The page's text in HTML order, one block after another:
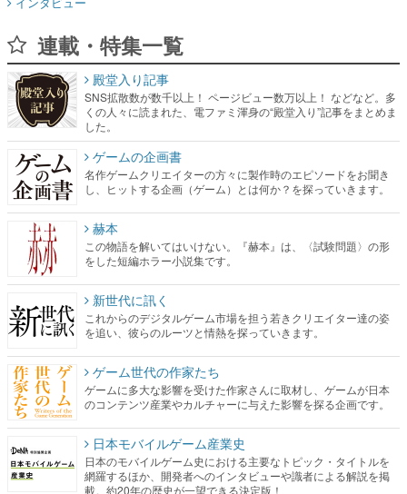
くの人々に読まれた、電ファミ渾身の“殿堂入り”記事をまとめま
した。
ゲームの企画書
名作ゲームクリエイターの方々に製作時のエピソードをお聞き
し、ヒットする企画（ゲーム）とは何か？を探っていきます。
赫本
この物語を解いてはいけない。『赫本』は、〈試験問題〉の形
をした短編ホラー小説集です。
新世代に訊く
これからのデジタルゲーム市場を担う若きクリエイター達の姿
を追い、彼らのルーツと情熱を探っていきます。
ゲーム世代の作家たち
ゲームに多大な影響を受けた作家さんに取材し、ゲームが日本
のコンテンツ産業やカルチャーに与えた影響を探る企画です。
日本モバイルゲーム産業史
日本のモバイルゲーム史における主要なトピック・タイトルを
網羅するほか、開発者へのインタビューや識者による解説を掲
若ゲのいたり〜ゲームクリエイターの青春〜
『うつヌケ』『ペンと箸』等で知られるマンガ家・田中圭一先
生によるゲーム業界レポートマンガです。